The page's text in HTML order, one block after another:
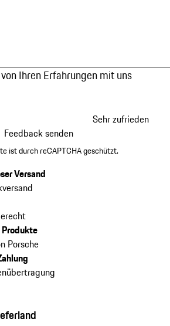
Ihren Erfahrungen mit uns
Sehr zufrieden
Feedback senden
ist durch reCAPTCHA geschützt.
Versand
Porsche